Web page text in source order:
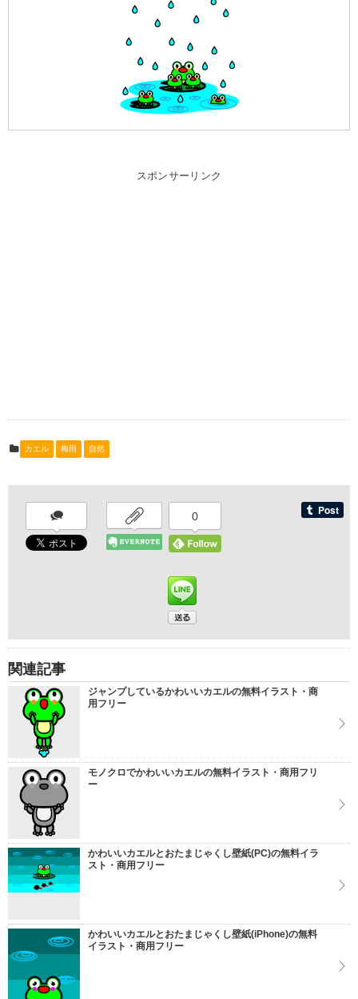
スポンサーリンク
カエル 梅雨 自然
0
関連記事
ジャンプしているかわいいカエルの無料イラスト・商
用フリー
モノクロでかわいいカエルの無料イラスト・商用フリ
ー
かわいいカエルとおたまじゃくし壁紙(PC)の無料イラ
スト・商用フリー
かわいいカエルとおたまじゃくし壁紙(iPhone)の無料
イラスト・商用フリー